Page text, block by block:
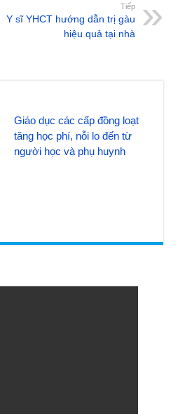
Tiếp
Y sĩ YHCT hướng dẫn trị gàu
hiệu quả tại nhà
Giáo dục các cấp đồng loạt
tăng học phí, nỗi lo đến từ
người học và phụ huynh